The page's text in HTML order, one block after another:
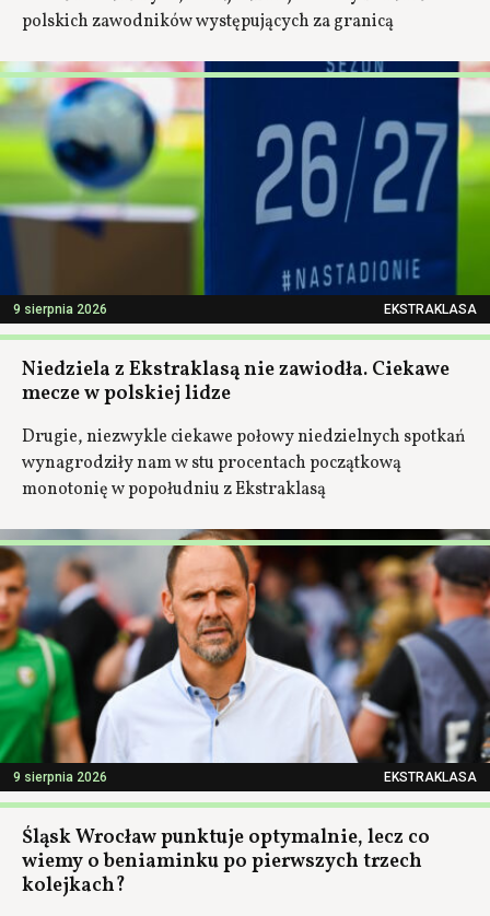
polskich zawodników występujących za granicą
9 sierpnia 2026 EKSTRAKLASA
Niedziela z Ekstraklasą nie zawiodła. Ciekawe
mecze w polskiej lidze
Drugie, niezwykle ciekawe połowy niedzielnych spotkań
wynagrodziły nam w stu procentach początkową
monotonię w popołudniu z Ekstraklasą
9 sierpnia 2026 EKSTRAKLASA
Śląsk Wrocław punktuje optymalnie, lecz co
wiemy o beniaminku po pierwszych trzech
kolejkach?